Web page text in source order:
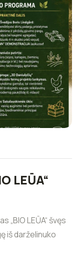
LEŪA“
LEŪA“ švęs
iš darželinuko